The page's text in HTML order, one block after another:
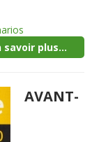
savoir plus...
AVANT-